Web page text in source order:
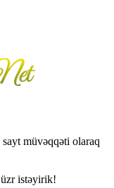
müvəqqəti olaraq
üzr istəyirik!